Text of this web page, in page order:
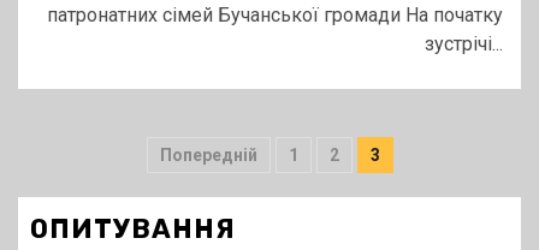
патронатних сімей Бучанської громади На початку
зустрічі...
Пагінація
записів
Попередній 1 2 3
ОПИТУВАННЯ